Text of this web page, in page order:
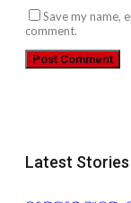
Save my name,
comment.
Latest Stories